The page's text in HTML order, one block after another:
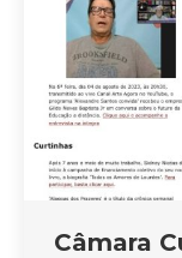
Câmara